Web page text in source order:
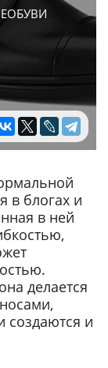
в блогах и
в ней
делается
создаются и